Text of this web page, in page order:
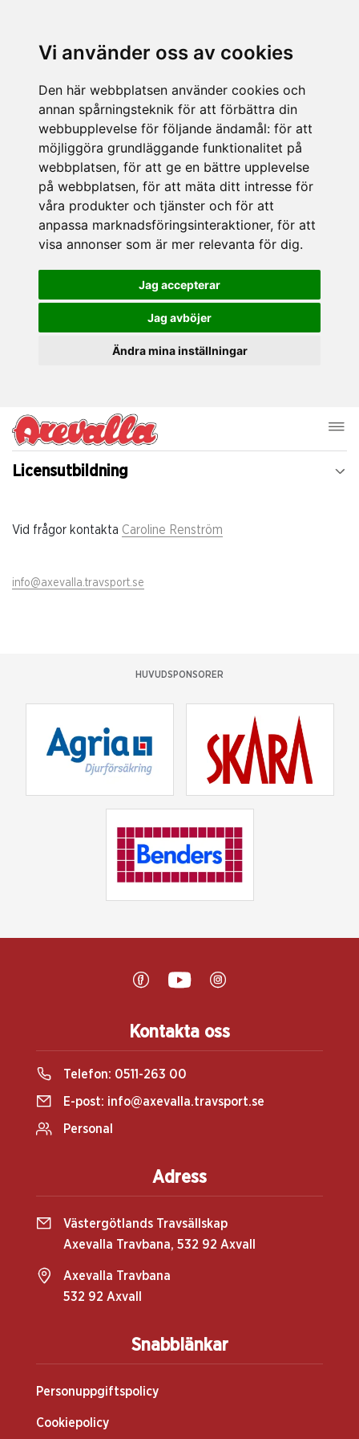
Vi använder oss av cookies
Den här webbplatsen använder cookies och
annan spårningsteknik för att förbättra din
webbupplevelse för följande ändamål: för att
möjliggöra grundläggande funktionalitet på
webbplatsen, för att ge en bättre upplevelse
på webbplatsen, för att mäta ditt intresse för
våra produkter och tjänster och för att
anpassa marknadsföringsinteraktioner, för att
visa annonser som är mer relevanta för dig.
Jag accepterar
Jag avböjer
Ändra mina inställningar
Licensutbildning
Vid frågor kontakta Caroline Renström
info@axevalla.travsport.se
HUVUDSPONSORER
Snabblänkar
Personuppgiftspolicy
Cookiepolicy
Kontakta oss
Telefon: 0511-263 00
E-post: info@axevalla.travsport.se
Personal
Adress
Västergötlands Travsällskap
Axevalla Travbana, 532 92 Axvall
Axevalla Travbana
532 92 Axvall